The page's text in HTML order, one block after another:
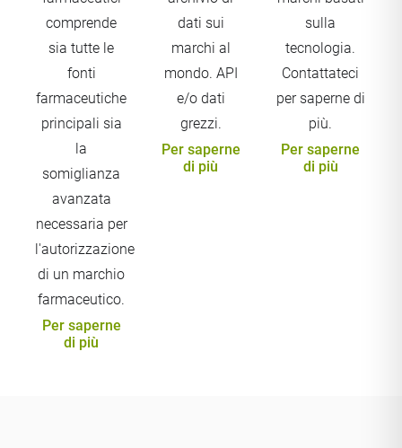
comprende
sia tutte le
fonti
farmaceutiche
principali sia
la
somiglianza
avanzata
necessaria per
l'autorizzazione
di un marchio
farmaceutico.
Per saperne
di più
dati sui
marchi al
mondo. API
e/o dati
grezzi.
Per saperne
di più
sulla
tecnologia.
Contattateci
per saperne di
più.
Per saperne
di più